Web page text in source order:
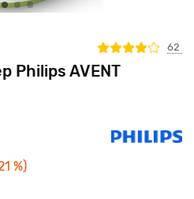
Philips AVENT
62
%)